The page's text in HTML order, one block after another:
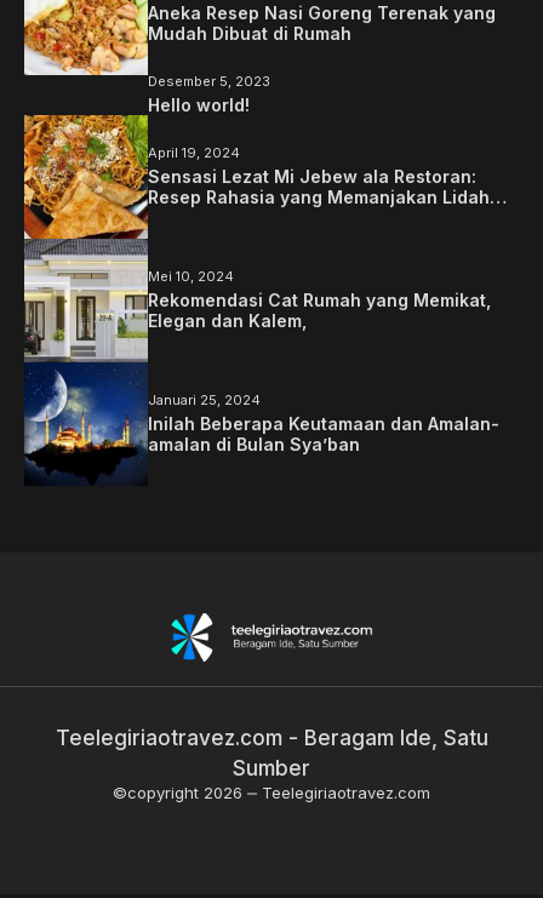
Aneka Resep Nasi Goreng Terenak yang
Mudah Dibuat di Rumah
Desember 5, 2023
Hello world!
April 19, 2024
Sensasi Lezat Mi Jebew ala Restoran:
Resep Rahasia yang Memanjakan Lidah
Mei 10, 2024
Rekomendasi Cat Rumah yang Memikat,
Elegan dan Kalem,
Januari 25, 2024
Inilah Beberapa Keutamaan dan Amalan-
amalan di Bulan Sya’ban
Teelegiriaotravez.com - Beragam Ide, Satu
Sumber
©copyright 2026 Teelegiriaotravez.com